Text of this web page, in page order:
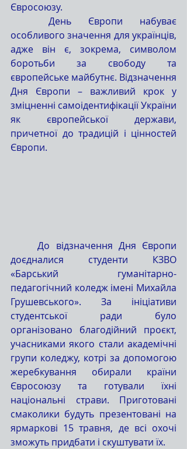
Євросоюзу.
особливого значення для українців,
адже він є, зокрема, символом
боротьби за свободу та
європейське майбутнє. Відзначення
Дня Європи – важливий крок у
зміцненні самоідентифікації України
як європейської держави,
причетної до традицій і цінностей
Європи.
	До відзначення Дня Європи
доєдналися студенти КЗВО
«Барський гуманітарно-
педагогічний коледж імені Михайла
Грушевського». За ініціативи
студентської ради було
організовано благодійний проєкт,
учасниками якого стали академічні
групи коледжу, котрі за допомогою
жеребкування обирали країни
Євросоюзу та готували їхні
національні страви. Приготовані
смаколики будуть презентовані на
ярмаркові 15 травня, де всі охочі
зможуть придбати і скуштувати їх.